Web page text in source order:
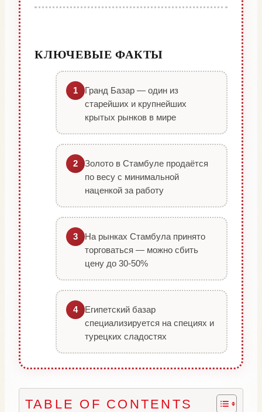
КЛЮЧЕВЫЕ ФАКТЫ
1
Гранд Базар — один из
старейших и крупнейших
крытых рынков в мире
2
Золото в Стамбуле продаётся
по весу с минимальной
наценкой за работу
3
На рынках Стамбула принято
торговаться — можно сбить
цену до 30-50%
4
Египетский базар
специализируется на специях и
турецких сладостях
TABLE OF CONTENTS